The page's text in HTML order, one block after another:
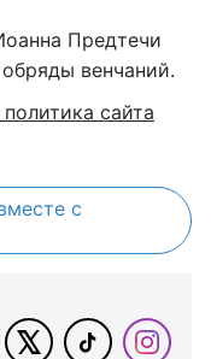
Предтечи
венчаний.
сайта
с